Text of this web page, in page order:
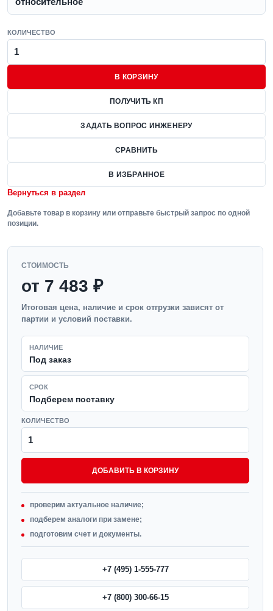
КОЛИЧЕСТВО
В КОРЗИНУ
ПОЛУЧИТЬ КП
ЗАДАТЬ ВОПРОС ИНЖЕНЕРУ
СРАВНИТЬ
В ИЗБРАННОЕ
Вернуться в раздел
Добавьте товар в корзину или отправьте быстрый запрос по одной
позиции.
СТОИМОСТЬ
от 7 483 ₽
Итоговая цена, наличие и срок отгрузки зависят от
партии и условий поставки.
НАЛИЧИЕ
Под заказ
СРОК
Подберем поставку
КОЛИЧЕСТВО
ДОБАВИТЬ В КОРЗИНУ
проверим актуальное наличие;
подберем аналоги при замене;
подготовим счет и документы.
+7 (495) 1-555-777
+7 (800) 300-66-15